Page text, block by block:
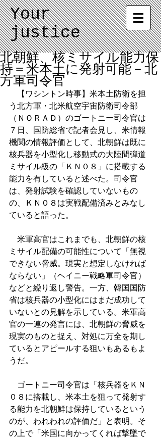
Your
justice
北朝鮮、核ミサイル能力保
持＝米本土に発射可能－北
方軍司令官
【ワシントン時事】米本土防衛を担
う北方軍・北米航空宇宙防衛司令部
（ＮＯＲＡＤ）のゴートニー司令官は
７日、国防総省で記者会見し、米情報
機関の情報評価として、北朝鮮は既に
核兵器を小型化し移動式の大陸間弾道
ミサイル級の「ＫＮ０８」に搭載する
能力を有していると述べた。司令官
は、発射試験を確認していないもの
の、ＫＮ０８は実戦配備済みとみなし
ていると語った。
米軍高官はこれまでも、北朝鮮の核
ミサイル配備の可能性について「無視
できない脅威。現実と想定しなければ
ならない」（ヘイニー戦略軍司令官）
などと繰り返し警告。一方、韓国国防
省は核兵器の小型化にはまだ成功して
いないとの見解を示している。米軍高
官の一連の発言には、北朝鮮の脅威を
現実のものと捉え、対処に万全を期し
ているとアピールする狙いもあるもよ
うだ。
ゴートニー司令官は「核兵器をＫＮ
０８に搭載し、米本土を狙って発射す
る能力を北朝鮮は保持しているという
のが、われわれの評価だ」と表明。そ
の上で「米国に向かってくれば撃墜で